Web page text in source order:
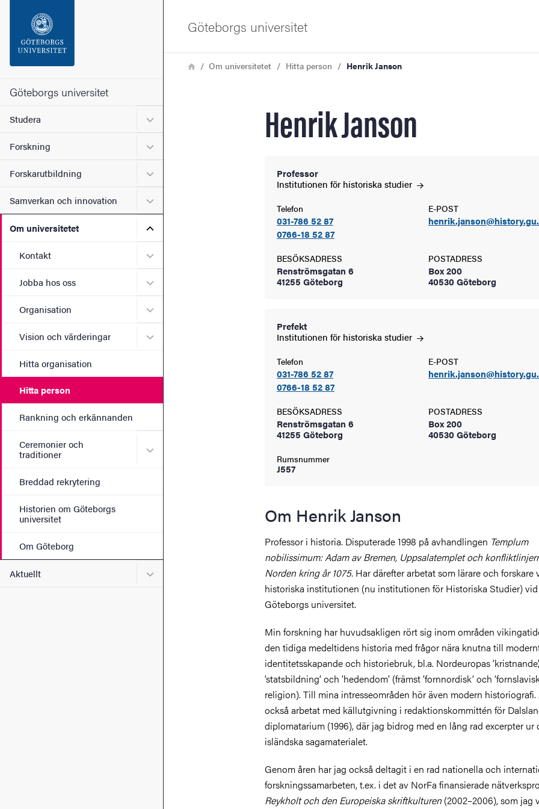
Sidfoten
Om webbplatsen
Göteborgs universitet
Studera Undermeny för Studera
Forskning Undermeny för Forskning
Forskarutbildning Undermeny för Forskarutbildning
Samverkan och innovation Undermeny för Samverkan och innovation
Om universitetet Undermeny för Om universitetet
Kontakt Undermeny för Kontakt
Jobba hos oss Undermeny för Jobba hos oss
Organisation Undermeny för Organisation
Vision och värderingar Undermeny för Vision och värderingar
Hitta organisation
Hitta person
Rankning och erkännanden
Ceremonier och
traditioner
Undermeny för Ceremonier och traditioner
Breddad rekrytering
Historien om Göteborgs
universitet
Om Göteborg
Aktuellt Undermeny för Aktuellt
Göteborgs universitet
LänkstigHemOm universitetet Hitta person Henrik Janson
Henrik Janson
Professor
Institutionen för historiska studier
Telefon
031-786 52 87
0766-18 52 87
E-POST
BESÖKSADRESS
Renströmsgatan 6
41255 Göteborg
POSTADRESS
Box 200
40530 Göteborg
Prefekt
Institutionen för historiska studier
Telefon
031-786 52 87
0766-18 52 87
E-POST
BESÖKSADRESS
Renströmsgatan 6
41255 Göteborg
Rumsnummer
J557
POSTADRESS
Box 200
40530 Göteborg
Om Henrik Janson
Professor i historia. Disputerade 1998 på avhandlingen Templum
nobilissimum: Adam av Bremen, Uppsalatemplet och
Norden kring år 1075. Har därefter arbetat som lärare och forskare
historiska institutionen (nu institutionen för Historiska Studier) vid
Göteborgs universitet.
Min forskning har huvudsakligen rört sig inom områden
den tidiga medeltidens historia med frågor nära knutna till
identitetsskapande och historiebruk, bl.a. Nordeuropas ’kristnande’,
’statsbildning’ och ’hedendom’ (främst ’fornnordisk’ och
religion). Till mina intresseområden hör även modern historiografi.
också arbetat med källutgivning i redaktionskommittén för
diplomatarium (1996), där jag bidrog med en lång rad excerpter ur
isländska sagamaterialet.
Genom åren har jag också deltagit i en rad nationella och
forskningssamarbeten, t.ex. i det av NorFa finansierade
Reykholt och den Europeiska skriftkulturen (2002–2006), som jag